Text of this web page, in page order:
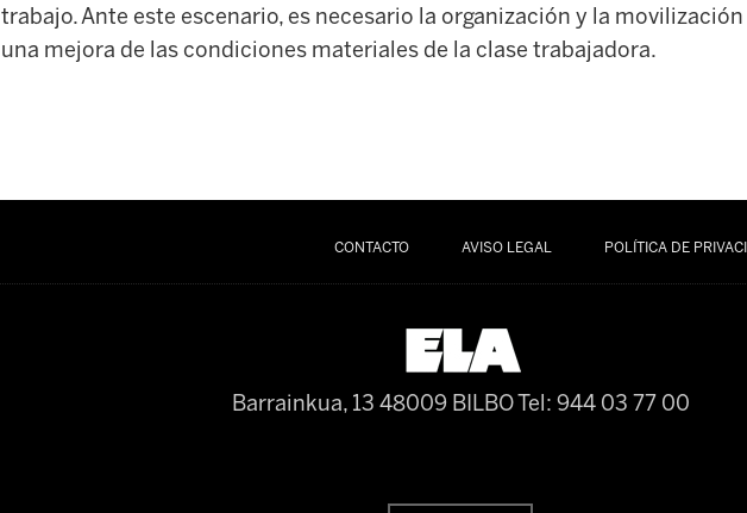
trabajo. Ante este escenario, es necesario la organización y la
una mejora de las condiciones materiales de la clase trabajadora.
CONTACTO AVISO LEGAL POLÍTICA DE
Barrainkua, 13 48009 BILBOTel: 944 03 77 00